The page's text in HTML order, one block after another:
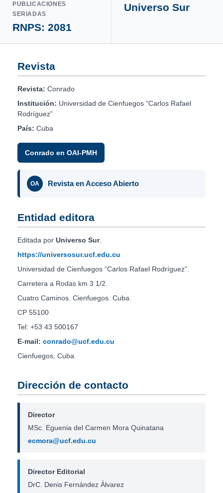
PUBLICACIONES
SERIADAS
RNPS: 2081
Universo Sur
Revista
Revista: Conrado
Institución: Universidad de Cienfuegos “Carlos Rafael
Rodríguez”
País: Cuba
Conrado en OAI-PMH
OA Revista en Acceso Abierto
Entidad editora
Editada por Universo Sur.
https://universosur.ucf.edu.cu
Universidad de Cienfuegos “Carlos Rafael Rodríguez”.
Carretera a Rodas km 3 1/2.
Cuatro Caminos. Cienfuegos. Cuba.
CP 55100
Tel: +53 43 500167
E-mail: conrado@ucf.edu.cu
Cienfuegos, Cuba.
Dirección de contacto
Director
MSc. Eguenia del Carmen Mora Quinatana
ecmora@ucf.edu.cu
Director Editorial
DrC. Denis Fernández Álvarez